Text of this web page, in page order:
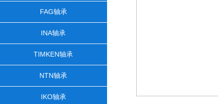
FAG轴承
INA轴承
TIMKEN轴承
NTN轴承
IKO轴承